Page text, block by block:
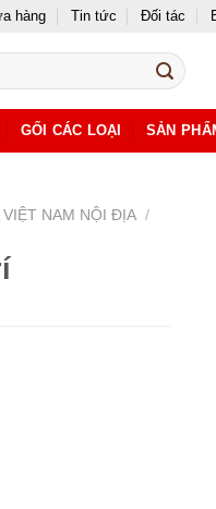
hàng Tin tức Đối tác
GỐI CÁC LOẠI SẢN
VIỆT NAM NỘI ĐỊA /